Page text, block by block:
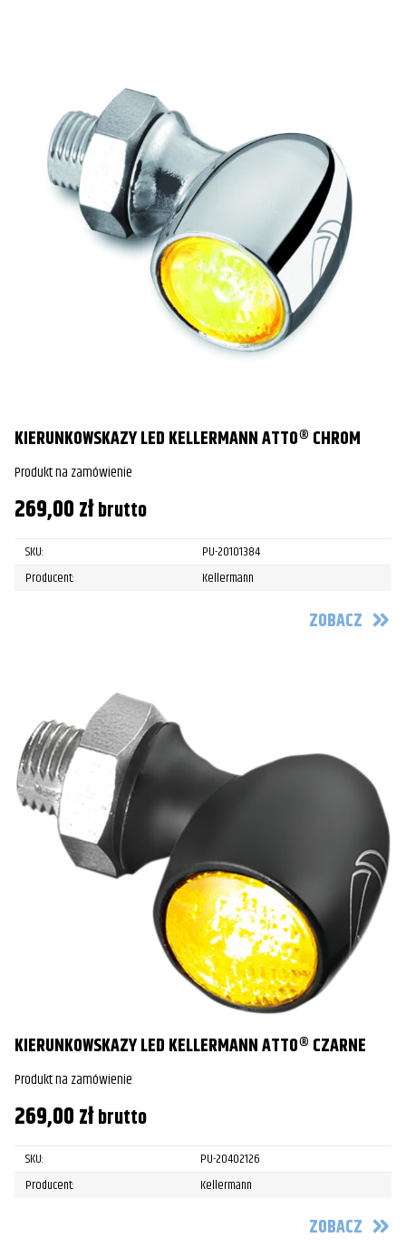
KIERUNKOWSKAZY LED KELLERMANN ATTO® CHROM
Produkt na zamówienie
269,00złbrutto
SKU:
PU-20101384
Producent:
Kellermann
ZOBACZ
KIERUNKOWSKAZY LED KELLERMANN ATTO® CZARNE
Produkt na zamówienie
269,00złbrutto
SKU:
PU-20402126
Producent:
Kellermann
ZOBACZ